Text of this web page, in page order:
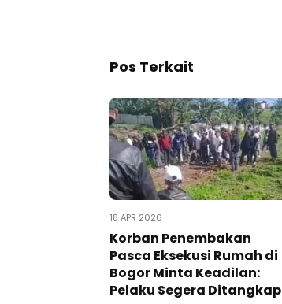
Pos Terkait
18 APR 2026
Korban Penembakan
Pasca Eksekusi Rumah di
Bogor Minta Keadilan:
Pelaku Segera Ditangkap